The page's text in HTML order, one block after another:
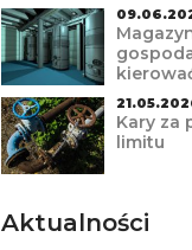
Kary za
limitu
Aktualności